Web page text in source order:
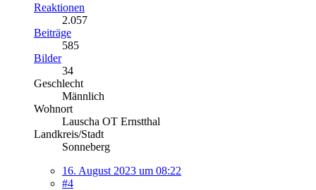
Reaktionen
2.057
Beiträge
585
Bilder
34
Geschlecht
Männlich
Wohnort
Lauscha OT Ernstthal
Landkreis/Stadt
Sonneberg
16. August 2023 um 08:22
#4